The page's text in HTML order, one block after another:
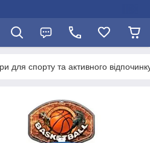
для спорту та активного